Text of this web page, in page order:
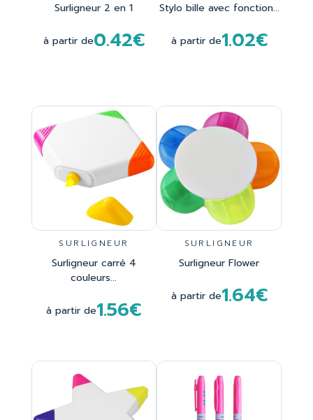
Surligneur 2 en 1
à partir de0.42€
Stylo bille avec fonction...
à partir de1.02€
SURLIGNEUR
Surligneur carré 4
couleurs...
à partir de1.56€
SURLIGNEUR
Surligneur Flower
à partir de1.64€